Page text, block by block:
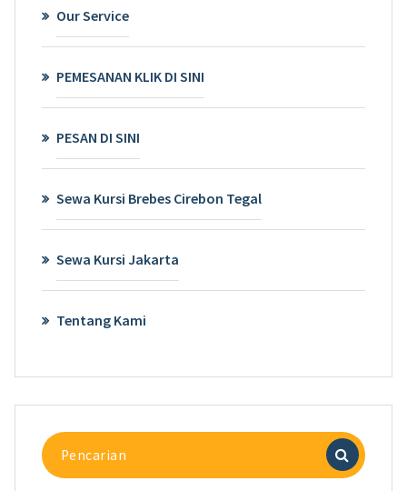
Our Service
PEMESANAN KLIK DI SINI
PESAN DI SINI
Sewa Kursi Brebes Cirebon Tegal
Sewa Kursi Jakarta
Tentang Kami
Pencarian
untuk: